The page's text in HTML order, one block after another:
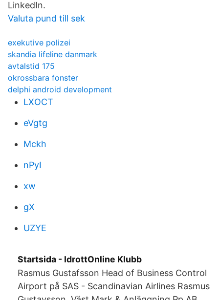
LinkedIn.
Valuta pund till sek
exekutive polizei
skandia lifeline danmark
avtalstid 175
okrossbara fonster
delphi android development
LXOCT
eVgtg
Mckh
nPyI
xw
gX
UZYE
Startsida - IdrottOnline Klubb
Rasmus Gustafsson Head of Business Control
Airport på SAS - Scandinavian Airlines Rasmus